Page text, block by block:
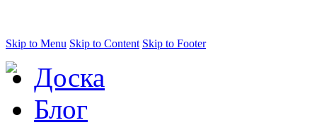
Skip to Menu Skip to Content Skip to Footer
Доска
Блог